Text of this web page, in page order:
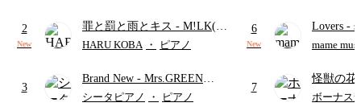
반복기호를 사용하지 않아 연주 중에도 읽기 쉽습니다.
실하게 재현할 수 있도록 채보했습니다.
ード・ペダル付き/『映画ちい
かわ 人魚の島のひみつ』よ
2
New
罪と罰と雨とキス - M!LK(佐
野勇斗&吉田仁人)
HARU KOBA ・ ピアノ
3
Brand New - Mrs.GREEN
APPLE
シータピアノ ・ ピアノ
6
New
Lovers -
ト)
mame
7
怪獣の
ードパー
ボーナス